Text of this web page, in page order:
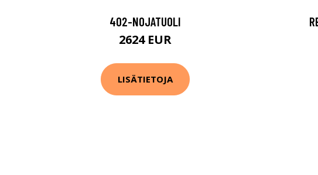
402-NOJATUOLI
2624 EUR
LISÄTIETOJA